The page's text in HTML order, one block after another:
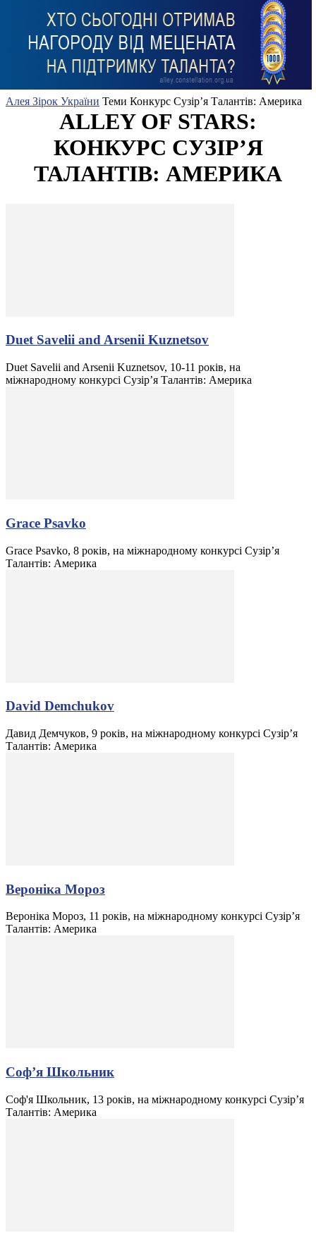
Алея Зірок України Теми Конкурс Сузір’я Талантів: Америка
ALLEY OF STARS:
КОНКУРС СУЗІР’Я
ТАЛАНТІВ: АМЕРИКА
Duet Savelii and Arsenii Kuznetsov
Duet Savelii and Arsenii Kuznetsov, 10-11 років, на
міжнародному конкурсі Сузір’я Талантів: Америка
Grace Psavko
Grace Psavko, 8 років, на міжнародному конкурсі Сузір’я
Талантів: Америка
David Demchukov
Давид Демчуков, 9 років, на міжнародному конкурсі Сузір’я
Талантів: Америка
Вероніка Мороз
Вероніка Мороз, 11 років, на міжнародному конкурсі Сузір’я
Талантів: Америка
Соф’я Школьник
Соф'я Школьник, 13 років, на міжнародному конкурсі Сузір’я
Талантів: Америка